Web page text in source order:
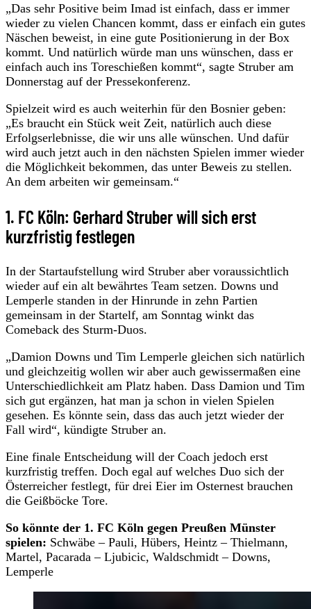
„Das sehr Positive beim Imad ist einfach, dass er immer
wieder zu vielen Chancen kommt, dass er einfach ein gutes
Näschen beweist, in eine gute Positionierung in der Box
kommt. Und natürlich würde man uns wünschen, dass er
einfach auch ins Toreschießen kommt“, sagte Struber am
Donnerstag auf der Pressekonferenz.
Spielzeit wird es auch weiterhin für den Bosnier geben:
„Es braucht ein Stück weit Zeit, natürlich auch diese
Erfolgserlebnisse, die wir uns alle wünschen. Und dafür
wird auch jetzt auch in den nächsten Spielen immer wieder
die Möglichkeit bekommen, das unter Beweis zu stellen.
An dem arbeiten wir gemeinsam.“
1. FC Köln: Gerhard Struber will sich erst
kurzfristig festlegen
In der Startaufstellung wird Struber aber voraussichtlich
wieder auf ein alt bewährtes Team setzen. Downs und
Lemperle standen in der Hinrunde in zehn Partien
gemeinsam in der Startelf, am Sonntag winkt das
Comeback des Sturm-Duos.
„Damion Downs und Tim Lemperle gleichen sich natürlich
und gleichzeitig wollen wir aber auch gewissermaßen eine
Unterschiedlichkeit am Platz haben. Dass Damion und Tim
sich gut ergänzen, hat man ja schon in vielen Spielen
gesehen. Es könnte sein, dass das auch jetzt wieder der
Fall wird“, kündigte Struber an.
Eine finale Entscheidung will der Coach jedoch erst
kurzfristig treffen. Doch egal auf welches Duo sich der
Österreicher festlegt, für drei Eier im Osternest brauchen
die Geißböcke Tore.
So könnte der 1. FC Köln gegen Preußen Münster
spielen: Schwäbe – Pauli, Hübers, Heintz – Thielmann,
Martel, Pacarada – Ljubicic, Waldschmidt – Downs,
Lemperle